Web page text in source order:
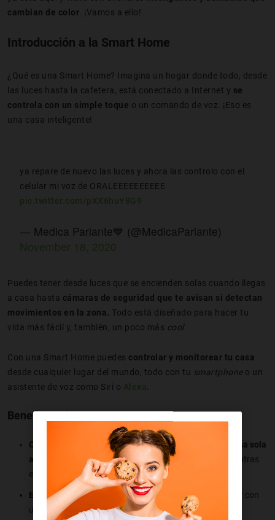
cambian de color ¡Vamos a ello!
Introducción a la Smart Home
¿Qué es una Smart Home? Imagina un hogar donde todo, desde
las luces hasta la cafetera, está conectado a Internet y se
controla con un simple toque o un comando de voz. ¡Eso es
una casa inteligente!
ya repare de nuevo las luces y ahora las controlo con el
celular mi voz de ORALEEEEEEEEEE
pic.twitter.com/pXX6huY8G9
— Medica Parlante💙 (@MedicaParlante)
November 18, 2020
Puedes tener desde luces que se encienden solas cuando llegas
a casa hasta cámaras de seguridad que te avisan si detectan
movimientos en la zona. Todo está diseñado para hacer tu
vida más fácil y, también, un poco más cool.
Con una Smart Home puedes controlar y monitorear tu casa
desde cualquier lugar del mundo, todo con tu smartphone o un
asistente de voz como Siri o Alexa
Beneficios de una Smart Home
Comodidad : imagina controlar todo en tu casa
desde una sola
app
o simplemente diciendo "¡Hola, encender luces!" mientras
estás en el sofá.
Eficiencia energética
: ajusta la temperatura de tu hogar con
un
termostato inteligente y olvídate de las bombillas